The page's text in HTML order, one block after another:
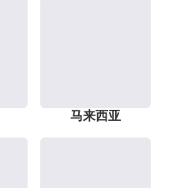
马来西亚